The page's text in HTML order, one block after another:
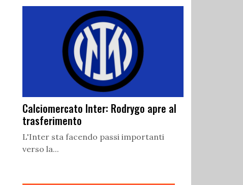
Calciomercato Inter: Rodrygo apre al
trasferimento
L'Inter sta facendo passi importanti
verso la...